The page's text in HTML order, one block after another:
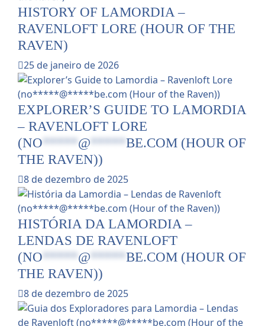
HISTORY OF LAMORDIA –
RAVENLOFT LORE (HOUR OF THE
RAVEN)
25 de janeiro de 2026
EXPLORER’S GUIDE TO LAMORDIA
– RAVENLOFT LORE
(NO*****@*****BE.COM (HOUR OF
THE RAVEN))
8 de dezembro de 2025
HISTÓRIA DA LAMORDIA –
LENDAS DE RAVENLOFT
(NO*****@*****BE.COM (HOUR OF
THE RAVEN))
8 de dezembro de 2025